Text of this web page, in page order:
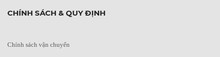
CHÍNH SÁCH & QUY ĐỊNH
Chính sách vận chuyển